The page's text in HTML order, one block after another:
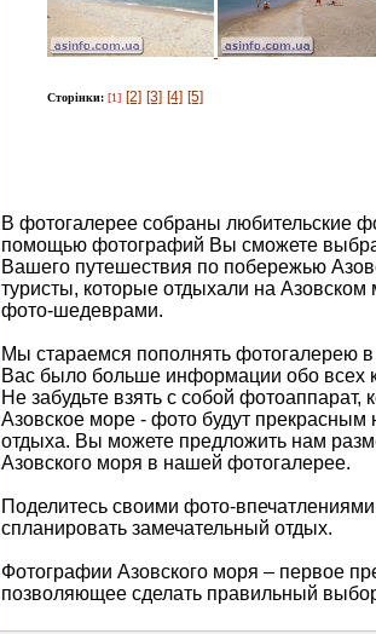
Сторінки: [1] [2] [3] [4] [5]
В фотогалерее собраны любительские
помощью фотографий Вы сможете
Вашего путешествия по побережью
туристы, которые отдыхали на
фото-шедеврами.
Мы стараемся пополнять фотогалерею
Вас было больше информации обо всех
Не забудьте взять с собой фотоаппарат,
Азовское море - фото будут
отдыха. Вы можете предложить нам
Азовского моря в нашей фотогалерее.
Поделитесь своими фото-
спланировать замечательный отдых.
Фотографии Азовского моря – первое
позволяющее сделать правильный